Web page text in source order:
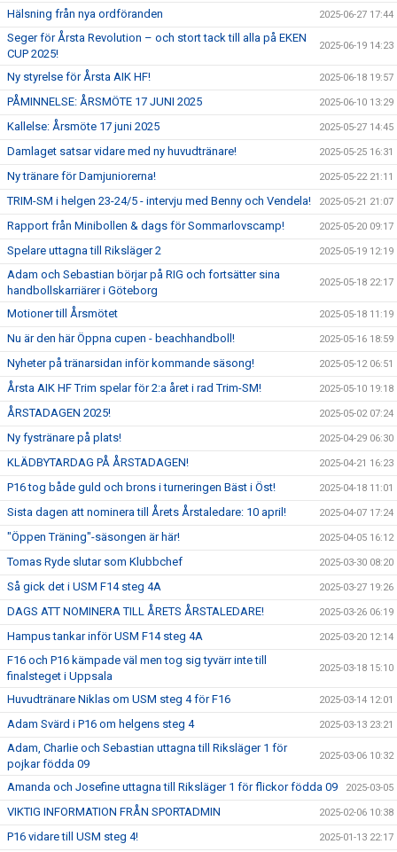
Hälsning från nya ordföranden 2025-06-27 17:44
Seger för Årsta Revolution – och stort tack till alla på EKEN
CUP 2025!
2025-06-19 14:23
Ny styrelse för Årsta AIK HF! 2025-06-18 19:57
PÅMINNELSE: ÅRSMÖTE 17 JUNI 2025 2025-06-10 13:29
Kallelse: Årsmöte 17 juni 2025 2025-05-27 14:45
Damlaget satsar vidare med ny huvudtränare! 2025-05-25 16:31
Ny tränare för Damjuniorerna! 2025-05-22 21:11
TRIM-SM i helgen 23-24/5 - intervju med Benny och Vendela! 2025-05-21 21:07
Rapport från Minibollen & dags för Sommarlovscamp! 2025-05-20 09:17
Spelare uttagna till Riksläger 2 2025-05-19 12:19
Adam och Sebastian börjar på RIG och fortsätter sina
handbollskarriärer i Göteborg
2025-05-18 22:17
Motioner till Årsmötet 2025-05-18 11:19
Nu är den här Öppna cupen - beachhandboll! 2025-05-16 18:59
Nyheter på tränarsidan inför kommande säsong! 2025-05-12 06:51
Årsta AIK HF Trim spelar för 2:a året i rad Trim-SM! 2025-05-10 19:18
ÅRSTADAGEN 2025! 2025-05-02 07:24
Ny fystränare på plats! 2025-04-29 06:30
KLÄDBYTARDAG PÅ ÅRSTADAGEN! 2025-04-21 16:23
P16 tog både guld och brons i turneringen Bäst i Öst! 2025-04-18 11:01
Sista dagen att nominera till Årets Årstaledare: 10 april! 2025-04-07 17:24
"Öppen Träning"-säsongen är här! 2025-04-05 16:12
Tomas Ryde slutar som Klubbchef 2025-03-30 08:20
Så gick det i USM F14 steg 4A 2025-03-27 19:26
DAGS ATT NOMINERA TILL ÅRETS ÅRSTALEDARE! 2025-03-26 06:19
Hampus tankar inför USM F14 steg 4A 2025-03-20 12:14
F16 och P16 kämpade väl men tog sig tyvärr inte till
finalsteget i Uppsala
2025-03-18 15:10
Huvudtränare Niklas om USM steg 4 för F16 2025-03-14 12:01
Adam Svärd i P16 om helgens steg 4 2025-03-13 23:21
Adam, Charlie och Sebastian uttagna till Riksläger 1 för
pojkar födda 09
2025-03-06 10:32
Amanda och Josefine uttagna till Riksläger 1 för flickor födda 09 2025-03-05
VIKTIG INFORMATION FRÅN SPORTADMIN 2025-02-06 10:38
P16 vidare till USM steg 4! 2025-01-13 22:17